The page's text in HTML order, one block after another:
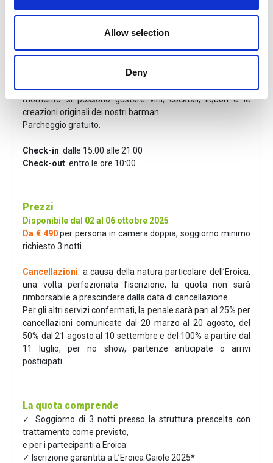
Allow selection
Deny
con un tocco di modernità, sperimentando e combinando in
Aperto tutte le sere dalle 19:00 alle 22:00. Il sabato e la
momento si possono gustare vini, cocktail, liquori e le
creazioni originali dei nostri barman.
Parcheggio gratuito.
Check-in: dalle 15:00 alle 21:00
Check-out: entro le ore 10:00.
Prezzi
Disponibile dal 02 al 06 ottobre 2025
Da € 490per persona in camera doppia, soggiorno minimo
richiesto 3 notti.
Cancellazioni: a causa della natura particolare dell’Eroica,
una volta perfezionata l’iscrizione, la quota non sarà
rimborsabile a prescindere dalla data di cancellazione
Per gli altri servizi confermati, la penale sarà pari al 25% per
cancellazioni comunicate dal 20 marzo al 20 agosto, del
50% dal 21 agosto al 10 settembre e del 100% a partire dal
11 luglio, per no show, partenze anticipate o arrivi
posticipati.
La quota comprende
✓ Soggiorno di 3 notti presso la struttura prescelta con
trattamento come previsto,
e per i partecipanti a Eroica:
✓ Iscrizione garantita a L’Eroica Gaiole 2025*